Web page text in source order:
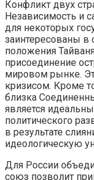
Конфликт двух
Независимость и
для некоторых
заинтересованы в
положения
присоединение
мировом рынке.
кризисом. Кроме
близка
является
политического
в результате
идеологическую
Для России
союз позволит